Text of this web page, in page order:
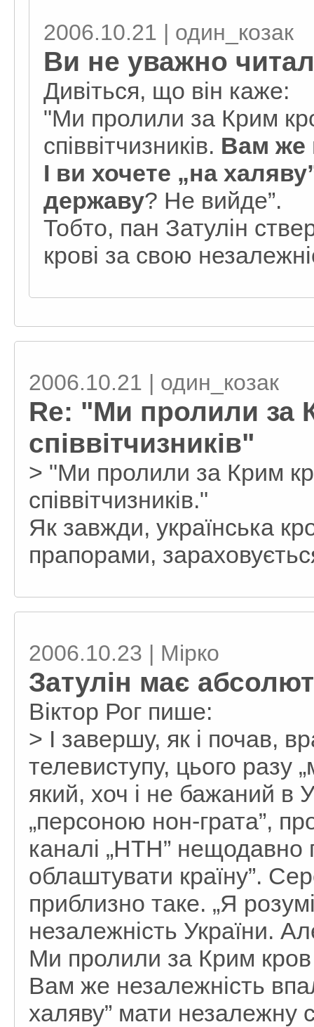
2006.10.21 | один_козак
Ви не уважно
Дивіться, що він каже:
"Ми пролили за Крим
співвітчизників. Вам же
І ви хочете „на
державу? Не вийде”.
Тобто, пан Затулін
крові за свою
2006.10.21 | один_козак
Re: "Ми пролили за
співвітчизників"
> "Ми пролили за Крим
співвітчизників."
Як завжди, українська
прапорами,
2006.10.23 | Мірко
Затулін має
Віктор Рог пише:
> І завершу, як і почав,
телевиступу, цього разу
який, хоч і не бажаний в
„персоною нон-грата”,
каналі „НТН” нещодавно
облаштувати країну”.
приблизно таке. „Я
незалежність України.
Ми пролили за Крим кров
Вам же незалежність
халяву” мати незалежну